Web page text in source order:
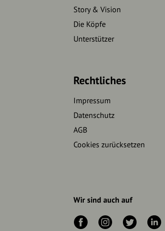
Story & Vision
Die Köpfe
Unterstützer
Rechtliches
Impressum
Datenschutz
AGB
Cookies zurücksetzen
Wir sind auch auf